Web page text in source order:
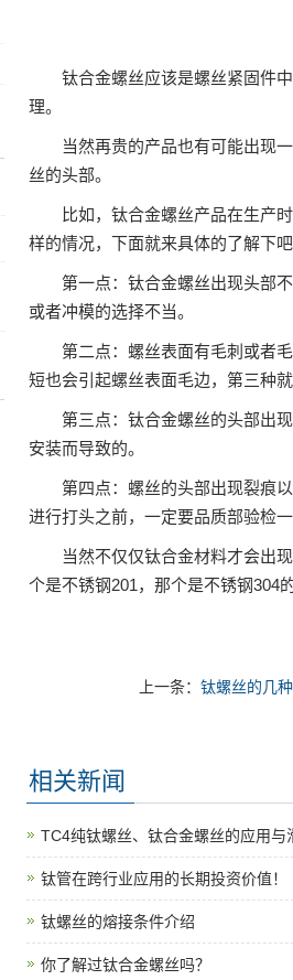
钛合金螺丝应该是螺丝紧固件
理。
当然再贵的产品也有可能出现
丝的头部。
比如，钛合金螺丝产品在生产
样的情况，下面就来具体的了解下吧
第一点：钛合金螺丝出现头部
或者冲模的选择不当。
第二点：螺丝表面有毛刺或者
短也会引起螺丝表面毛边，第三种
第三点：钛合金螺丝的头部出
安装而导致的。
第四点：螺丝的头部出现裂痕
进行打头之前，一定要品质部验检一
当然不仅仅钛合金材料才会出
个是不锈钢201，那个是不锈钢304的
上一条： 钛螺丝的几
相关新闻
TC4纯钛螺丝、钛合金螺丝的应用与
钛管在跨行业应用的长期投资价值！
钛螺丝的熔接条件介绍
你了解过钛合金螺丝吗？